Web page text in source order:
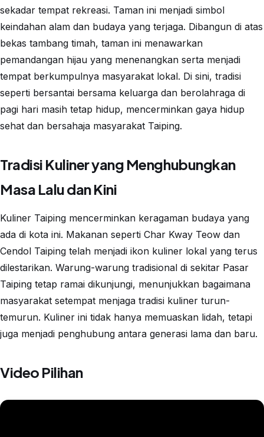
sekadar tempat rekreasi. Taman ini menjadi simbol
keindahan alam dan budaya yang terjaga. Dibangun di atas
bekas tambang timah, taman ini menawarkan
pemandangan hijau yang menenangkan serta menjadi
tempat berkumpulnya masyarakat lokal. Di sini, tradisi
seperti bersantai bersama keluarga dan berolahraga di
pagi hari masih tetap hidup, mencerminkan gaya hidup
sehat dan bersahaja masyarakat Taiping.
Tradisi Kuliner yang Menghubungkan
Masa Lalu dan Kini
Kuliner Taiping mencerminkan keragaman budaya yang
ada di kota ini. Makanan seperti Char Kway Teow dan
Cendol Taiping telah menjadi ikon kuliner lokal yang terus
dilestarikan. Warung-warung tradisional di sekitar Pasar
Taiping tetap ramai dikunjungi, menunjukkan bagaimana
masyarakat setempat menjaga tradisi kuliner turun-
temurun. Kuliner ini tidak hanya memuaskan lidah, tetapi
juga menjadi penghubung antara generasi lama dan baru.
Video Pilihan